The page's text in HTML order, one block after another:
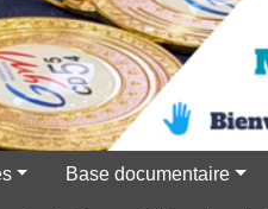
Base documentaire